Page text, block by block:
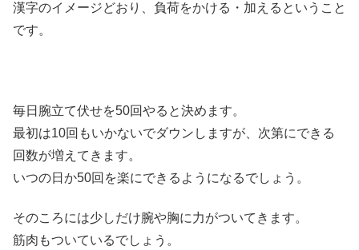
漢字のイメージどおり、負荷をかける・加えるということ
です。
毎日腕立て伏せを50回やると決めます。
最初は10回もいかないでダウンしますが、次第にできる
回数が増えてきます。
いつの日か50回を楽にできるようになるでしょう。
そのころには少しだけ腕や胸に力がついてきます。
筋肉もついているでしょう。